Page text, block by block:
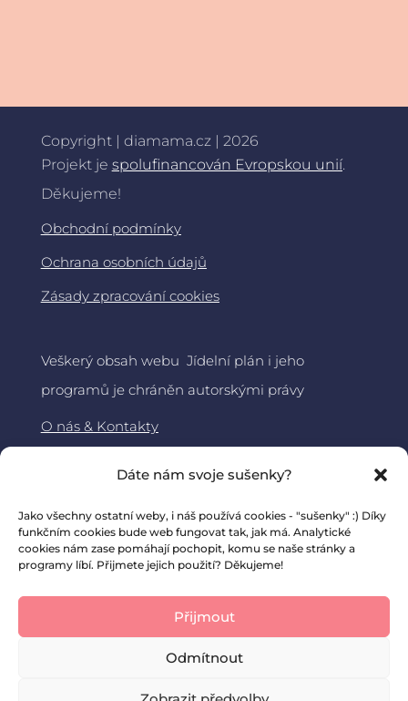
Dáte nám svoje sušenky?
Jako všechny ostatní weby, i náš používá cookies - "sušenky" :) Díky
funkčním cookies bude web fungovat tak, jak má. Analytické
cookies nám zase pomáhají pochopit, komu se naše stránky a
programy líbí. Přijmete jejich použití? Děkujeme!
Přijmout
Odmítnout
Copyright | diamama.cz | 2026
Projekt je spolufinancován Evropskou unií.
Děkujeme!
Obchodní podmínky
Ochrana osobních údajů
Zásady zpracování cookies
Veškerý obsah webu Jídelní plán i jeho
programů je chráněn autorskými právy
O nás & Kontakty